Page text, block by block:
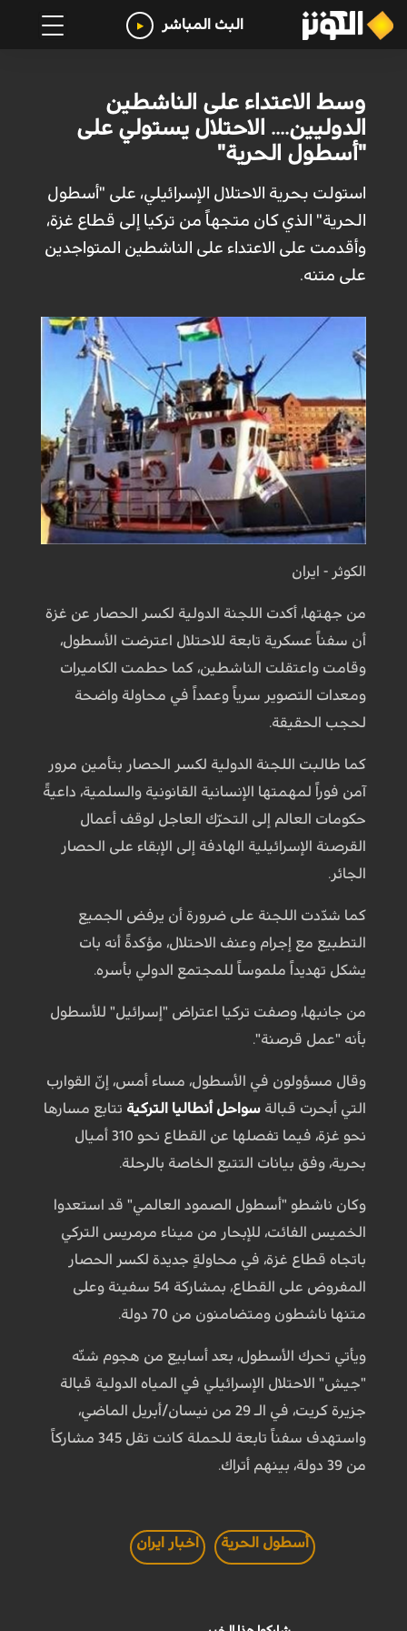
البث المباشر
وسط الاعتداء على الناشطين
الدوليين.... الاحتلال يستولي على
"أسطول الحرية"
استولت بحرية الاحتلال الإسرائيلي، على "أسطول
الحرية" الذي كان متجهاً من تركيا إلى قطاع غزة،
وأقدمت على الاعتداء على الناشطين المتواجدين
على متنه.
الكوثر - ايران
من جهتها، أكدت اللجنة الدولية لكسر الحصار عن غزة
أن سفناً عسكرية تابعة للاحتلال اعترضت الأسطول،
وقامت واعتقلت الناشطين، كما حطمت الكاميرات
ومعدات التصوير سرياً وعمداً في محاولة واضحة
لحجب الحقيقة.
كما طالبت اللجنة الدولية لكسر الحصار بتأمين مرور
آمن فوراً لمهمتها الإنسانية القانونية والسلمية، داعيةً
حكومات العالم إلى التحرّك العاجل لوقف أعمال
القرصنة الإسرائيلية الهادفة إلى الإبقاء على الحصار
الجائر.
كما شدّدت اللجنة على ضرورة أن يرفض الجميع
التطبيع مع إجرام وعنف الاحتلال، مؤكدةً أنه بات
يشكل تهديداً ملموساً للمجتمع الدولي بأسره.
من جانبها، وصفت تركيا اعتراض "إسرائيل" للأسطول
بأنه "عمل قرصنة".
وقال مسؤولون في الأسطول، مساء أمس، إنّ القوارب
التي أبحرت قبالة سواحل أنطاليا التركية تتابع مسارها
نحو غزة، فيما تفصلها عن القطاع نحو 310 أميال
بحرية، وفق بيانات التتبع الخاصة بالرحلة.
وكان ناشطو "أسطول الصمود العالمي" قد استعدوا
الخميس الفائت، للإبحار من ميناء مرمريس التركي
باتجاه قطاع غزة، في محاولةٍ جديدة لكسر الحصار
المفروض على القطاع، بمشاركة 54 سفينة وعلى
متنها ناشطون ومتضامنون من 70 دولة.
ويأتي تحرك الأسطول، بعد أسابيع من هجوم شنّه
"جيش" الاحتلال الإسرائيلي في المياه الدولية قبالة
جزيرة كريت، في الـ 29 من نيسان/أبريل الماضي،
واستهدف سفناً تابعة للحملة كانت تقل 345 مشاركاً
من 39 دولة، بينهم أتراك.
أسطول الحرية اخبار ايران